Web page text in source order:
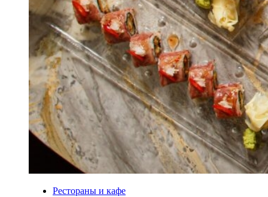
Рестораны и кафе